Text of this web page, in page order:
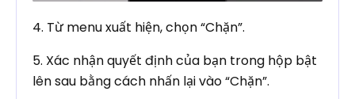
4. Từ menu xuất hiện, chọn “Chặn”.
5. Xác nhận quyết định của bạn trong hộp bật
lên sau bằng cách nhấn lại vào “Chặn”.